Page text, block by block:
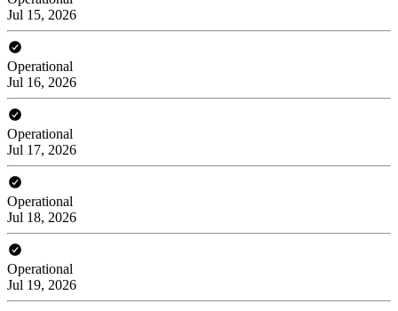
Jul 15, 2026
Operational
Jul 16, 2026
Operational
Jul 17, 2026
Operational
Jul 18, 2026
Operational
Jul 19, 2026